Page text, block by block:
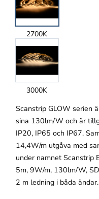
2700K
3000K
Scanstrip GLOW serien
sina 130lm/W och är
IP20, IP65 och IP67.
14,4W/m utgåva med
under namnet Scanstrip
5m, 9W/m, 130lm/W,
2 m ledning i båda ändar.